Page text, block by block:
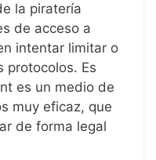
la piratería
de acceso a
intentar limitar o
protocolos. Es
es un medio de
muy eficaz, que
de forma legal